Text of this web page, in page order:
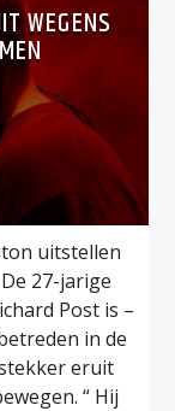
WEGENS
uitstellen
27-jarige
Post is –
in de
eruit
“ Hij